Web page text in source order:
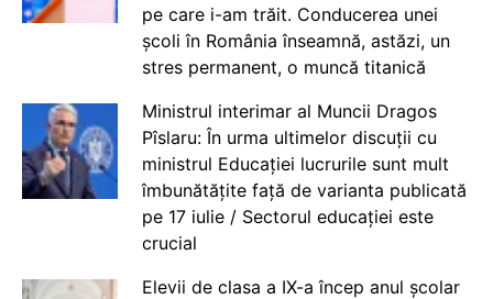
pe care i-am trăit. Conducerea unei
școli în România înseamnă, astăzi, un
stres permanent, o muncă titanică
Ministrul interimar al Muncii Dragos
Pîslaru: În urma ultimelor discuții cu
ministrul Educației lucrurile sunt mult
îmbunătățite față de varianta publicată
pe 17 iulie / Sectorul educației este
crucial
Elevii de clasa a IX-a încep anul școlar